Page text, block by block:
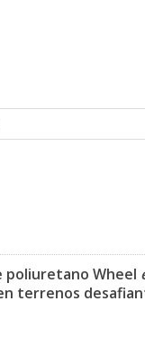
poliuretano Wheel
terrenos